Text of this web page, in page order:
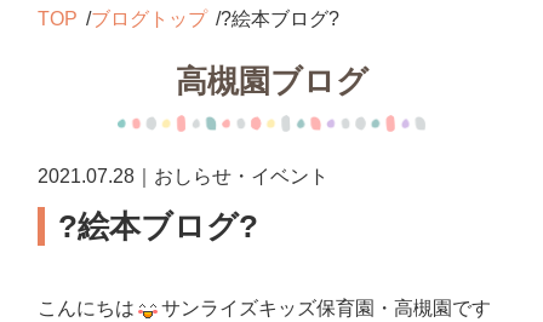
TOP ブログトップ ?絵本ブログ?
高槻園ブログ
2021.07.28｜おしらせ・イベント
?絵本ブログ?
こんにちは サンライズキッズ保育園・高槻園です